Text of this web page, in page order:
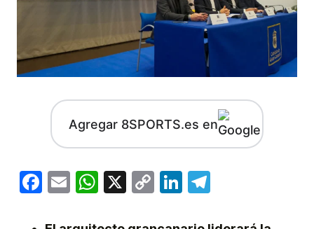
Agregar 8SPORTS.es en
Facebook
EmailWhatsApp
X
CopyLinkedIn